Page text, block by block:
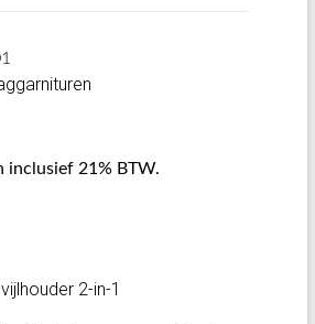
inclusief 21% BTW.
2-in-1